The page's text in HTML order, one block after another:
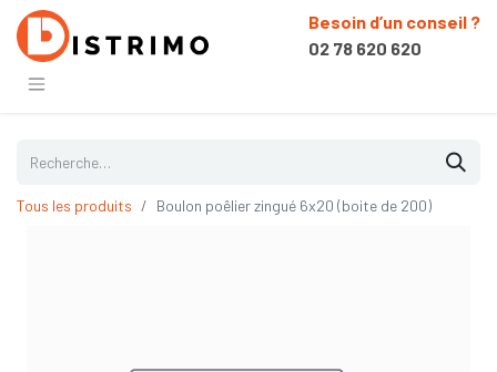
Besoin d’un conseil ?
02 78 620 620
Tous les produits Boulon poêlier zingué 6x20 (boite de 200)